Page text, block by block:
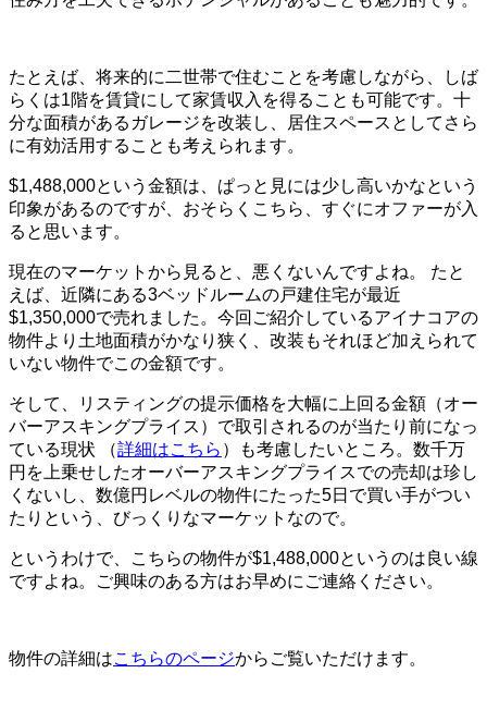
たとえば、将来的に二世帯で住むことを考慮しながら、しば
らくは1階を賃貸にして家賃収入を得ることも可能です。十
分な面積があるガレージを改装し、居住スペースとしてさら
に有効活用することも考えられます。
$1,488,000という金額は、ぱっと見には少し高いかなという
印象があるのですが、おそらくこちら、すぐにオファーが入
ると思います。
現在のマーケットから見ると、悪くないんですよね。 たと
えば、近隣にある3ベッドルームの戸建住宅が最近
$1,350,000で売れました。今回ご紹介しているアイナコアの
物件より土地面積がかなり狭く、改装もそれほど加えられて
いない物件でこの金額です。
そして、リスティングの提示価格を大幅に上回る金額（オー
バーアスキングプライス）で取引されるのが当たり前になっ
ている現状 （詳細はこちら ）も考慮したいところ。数千万
円を上乗せしたオーバーアスキングプライスでの売却は珍し
くないし、数億円レベルの物件にたった5日で買い手がつい
たりという、びっくりなマーケットなので。
というわけで、こちらの物件が$1,488,000というのは良い線
ですよね。ご興味のある方はお早めにご連絡ください。
物件の詳細はこちらのページからご覧いただけます。